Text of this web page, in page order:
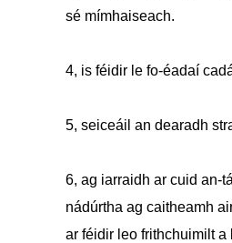
sé mímhaiseach.
4, is féidir le fo-éadaí
5, seiceáil an dearadh
6, ag iarraidh ar cuid an-
nádúrtha ag caitheamh
ar féidir leo frithchuimilt